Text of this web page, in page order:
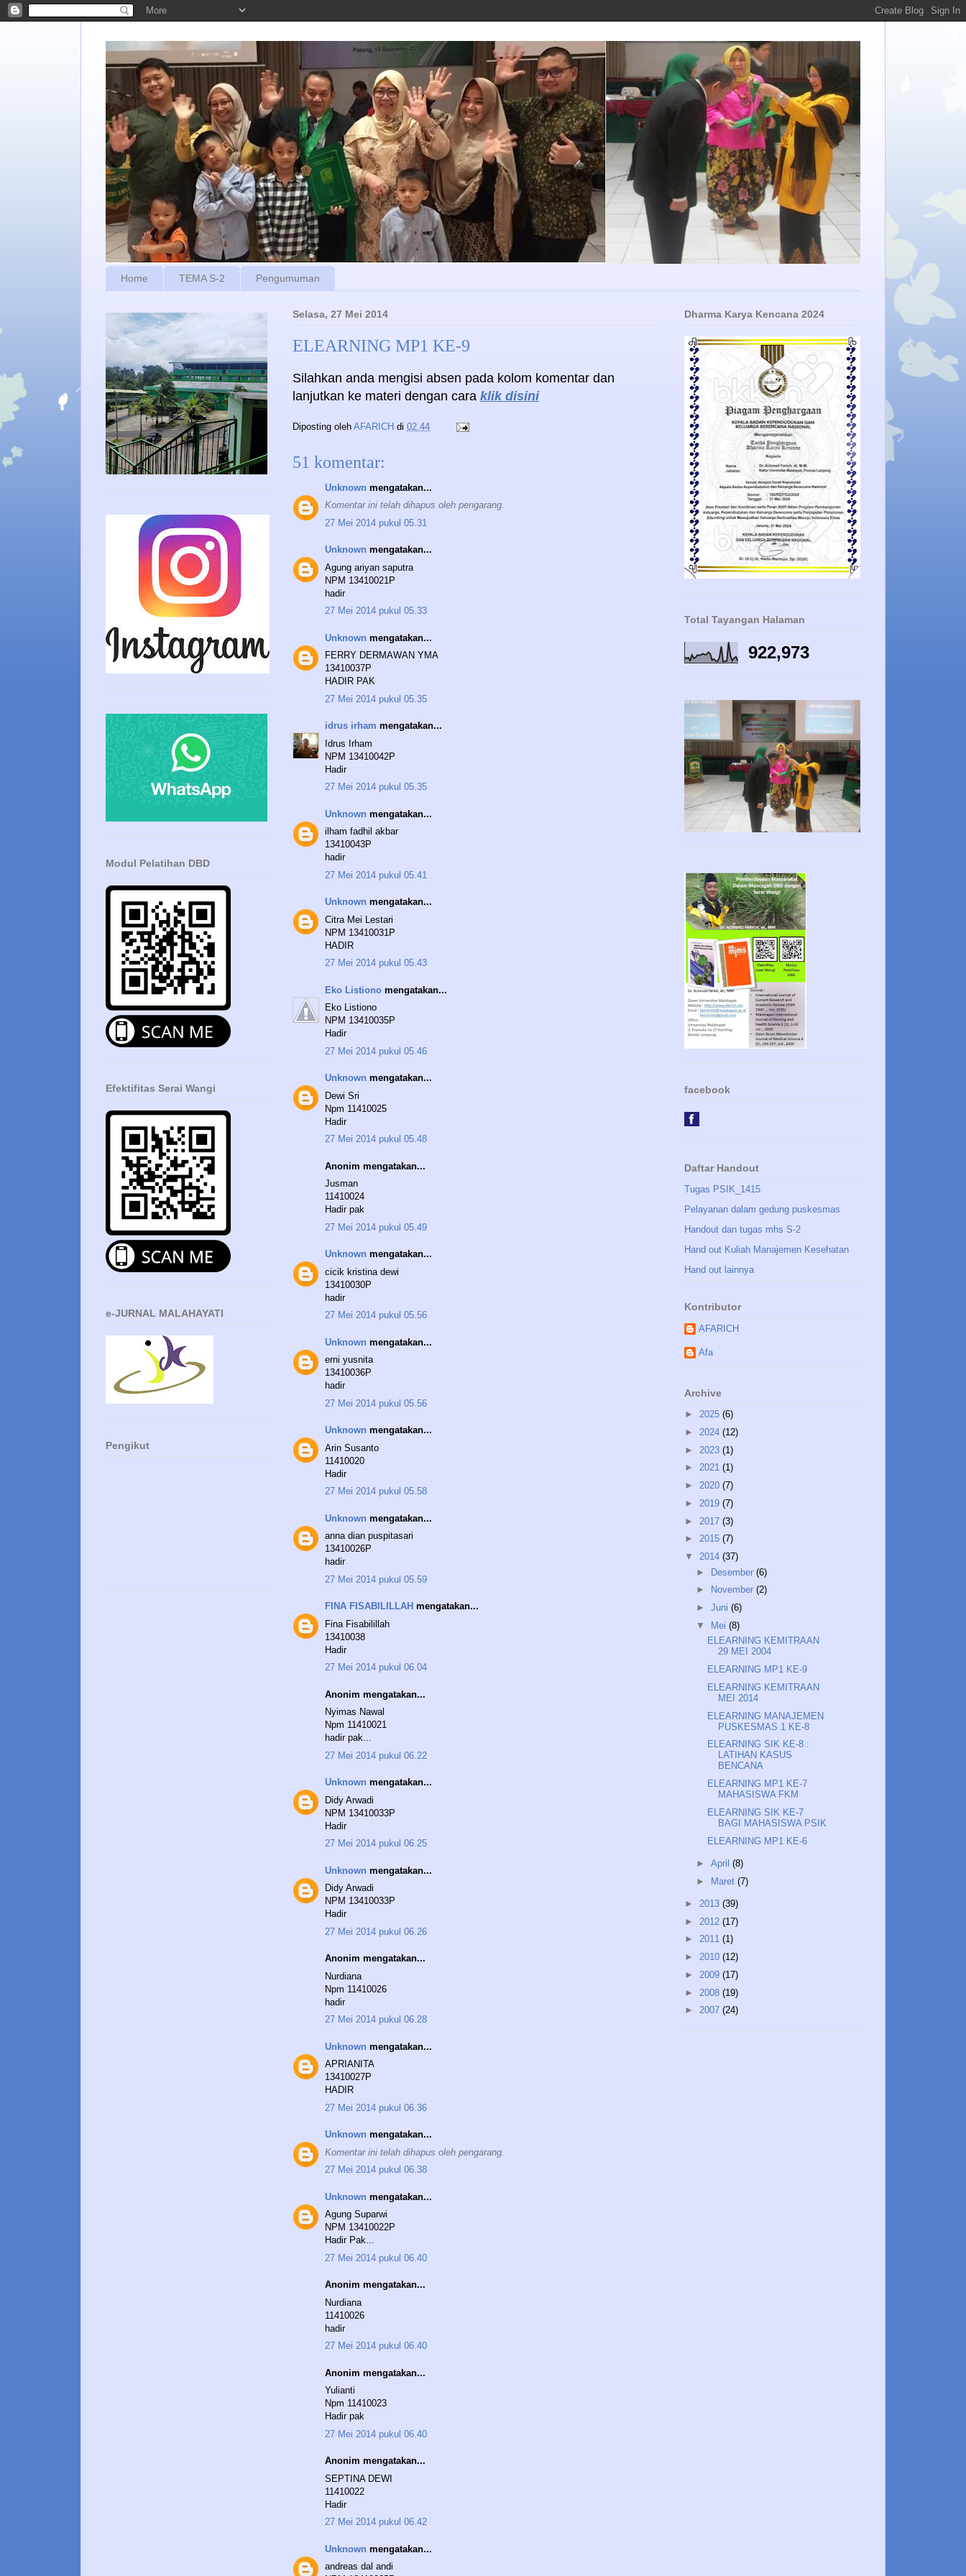
Home TEMA S-2 Pengumuman
Selasa, 27 Mei 2014
ELEARNING MP1 KE-9
Silahkan anda mengisi absen pada kolom komentar dan
lanjutkan ke materi dengan cara klik disini
Diposting oleh AFARICH di 02.44
51 komentar:
Unknown mengatakan...
Komentar ini telah dihapus oleh pengarang.
27 Mei 2014 pukul 05.31
Unknown mengatakan...
Agung ariyan saputra
NPM 13410021P
hadir
27 Mei 2014 pukul 05.33
Unknown mengatakan...
FERRY DERMAWAN YMA
13410037P
HADIR PAK
27 Mei 2014 pukul 05.35
idrus irham mengatakan...
Idrus Irham
NPM 13410042P
Hadir
27 Mei 2014 pukul 05.35
Unknown mengatakan...
ilham fadhil akbar
13410043P
hadir
27 Mei 2014 pukul 05.41
Unknown mengatakan...
Citra Mei Lestari
NPM 13410031P
HADIR
27 Mei 2014 pukul 05.43
Eko Listiono mengatakan...
Eko Listiono
NPM 13410035P
Hadir
27 Mei 2014 pukul 05.46
Unknown mengatakan...
Dewi Sri
Npm 11410025
Hadir
27 Mei 2014 pukul 05.48
Anonim mengatakan...
Jusman
11410024
Hadir pak
27 Mei 2014 pukul 05.49
Unknown mengatakan...
cicik kristina dewi
13410030P
hadir
27 Mei 2014 pukul 05.56
Unknown mengatakan...
erni yusnita
13410036P
hadir
27 Mei 2014 pukul 05.56
Unknown mengatakan...
Arin Susanto
11410020
Hadir
27 Mei 2014 pukul 05.58
Unknown mengatakan...
anna dian puspitasari
13410026P
hadir
27 Mei 2014 pukul 05.59
FINA FISABILILLAH mengatakan...
Fina Fisabilillah
13410038
Hadir
27 Mei 2014 pukul 06.04
Anonim mengatakan...
Nyimas Nawal
Npm 11410021
hadir pak...
27 Mei 2014 pukul 06.22
Unknown mengatakan...
Didy Arwadi
NPM 13410033P
Hadir
27 Mei 2014 pukul 06.25
Unknown mengatakan...
Didy Arwadi
NPM 13410033P
Hadir
27 Mei 2014 pukul 06.26
Anonim mengatakan...
Nurdiana
Npm 11410026
hadir
27 Mei 2014 pukul 06.28
Unknown mengatakan...
APRIANITA
13410027P
HADIR
27 Mei 2014 pukul 06.36
Unknown mengatakan...
Komentar ini telah dihapus oleh pengarang.
27 Mei 2014 pukul 06.38
Unknown mengatakan...
Agung Suparwi
NPM 13410022P
Hadir Pak...
27 Mei 2014 pukul 06.40
Anonim mengatakan...
Nurdiana
11410026
hadir
27 Mei 2014 pukul 06.40
Anonim mengatakan...
Yulianti
Npm 11410023
Hadir pak
27 Mei 2014 pukul 06.40
Anonim mengatakan...
SEPTINA DEWI
11410022
Hadir
27 Mei 2014 pukul 06.42
Unknown mengatakan...
andreas dal andi
Modul Pelatihan DBD
Efektifitas Serai Wangi
e-JURNAL MALAHAYATI
Pengikut
Dharma Karya Kencana 2024
Total Tayangan Halaman
922,973
facebook
Daftar Handout
Tugas PSIK_1415
Pelayanan dalam gedung puskesmas
Handout dan tugas mhs S-2
Hand out Kuliah Manajemen Kesehatan
Hand out lainnya
Kontributor
AFARICH
Afa
Archive
► 2025 (6)
► 2024 (12)
► 2023 (1)
► 2021 (1)
► 2020 (7)
► 2019 (7)
► 2017 (3)
► 2015 (7)
▼ 2014 (37)
► Desember (6)
►
November (2)
► Juni (6)
▼
Mei (8)
ELEARNING KEMITRAAN
29 MEI 2004
ELEARNING MP1 KE-9
ELEARNING KEMITRAAN
MEI 2014
ELEARNING MANAJEMEN
PUSKESMAS 1 KE-8
ELEARNING SIK KE-8 :
LATIHAN KASUS
BENCANA
ELEARNING MP1 KE-7
MAHASISWA FKM
ELEARNING SIK KE-7
BAGI MAHASISWA PSIK
ELEARNING MP1 KE-6
► April (8)
► Maret (7)
► 2013 (39)
► 2012 (17)
► 2011 (1)
► 2010 (12)
► 2009 (17)
► 2008 (19)
► 2007 (24)